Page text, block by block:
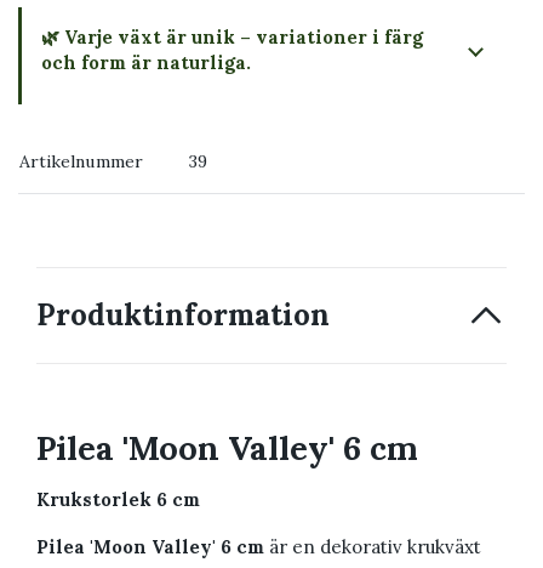
🌿 Varje växt är unik – variationer i färg
och form är naturliga.
Artikelnummer 39
Produktinformation
Pilea 'Moon Valley' 6 cm
Krukstorlek 6 cm
Pilea 'Moon Valley' 6 cm är en dekorativ krukväxt